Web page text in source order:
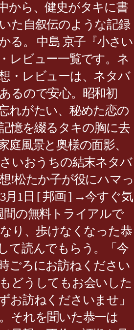
から、健史がタキに書
た自叙伝のような記録
る。 中島 京子『小さい
レビュー一覧です。ネ
・レビューは、ネタバ
るので安心。昭和初
れがたい、秘めた恋の
憶を綴るタキの胸に去
庭風景と奥様の面影、
いおうちの結末ネタバ
!松たか子が役にハマっ
月1日 [ 邦画 ] →今すぐ気
間の無料トライアルで
り、歩けなくなった恭
て読んでもらう。「今
ごろにお訪ねください
どうしてもお会いした
お訪ねくださいませ」
それを聞いた恭一は